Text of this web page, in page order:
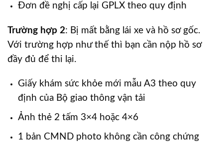
Đơn đề nghị cấp lại GPLX theo quy định
Trường hợp 2: Bị mất bằng lái xe và hồ sơ gốc.
Với trường hợp như thế thì bạn cần nộp hồ sơ
đầy đủ để thi lại.
Giấy khám sức khỏe mới mẫu A3 theo quy
định của Bộ giao thông vận tải
Ảnh thẻ 2 tấm 3×4 hoặc 4×6
1 bản CMND photo không cần công chứng